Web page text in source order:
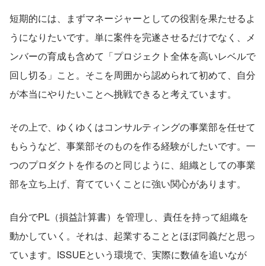
短期的には、まずマネージャーとしての役割を果たせるよ
うになりたいです。単に案件を完遂させるだけでなく、メ
ンバーの育成も含めて「プロジェクト全体を高いレベルで
回し切る」こと。そこを周囲から認められて初めて、自分
が本当にやりたいことへ挑戦できると考えています。
その上で、ゆくゆくはコンサルティングの事業部を任せて
もらうなど、事業部そのものを作る経験がしたいです。一
つのプロダクトを作るのと同じように、組織としての事業
部を立ち上げ、育てていくことに強い関心があります。
自分でPL（損益計算書）を管理し、責任を持って組織を
動かしていく。それは、起業することとほぼ同義だと思っ
ています。ISSUEという環境で、実際に数値を追いなが